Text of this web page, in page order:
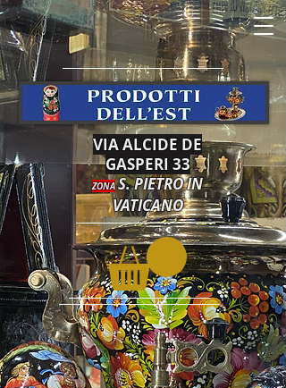
VIA ALCIDE DE
GASPERI 33
ZONA S. PIETRO IN
VATICANO